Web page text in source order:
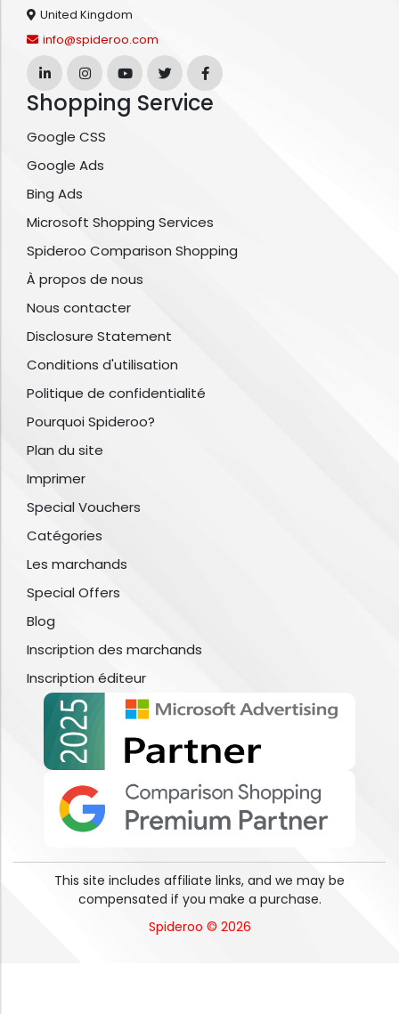
United Kingdom
info@spideroo.com
Shopping Service
Google CSS
Google Ads
Bing Ads
Microsoft Shopping Services
Spideroo Comparison Shopping
À propos de nous
Nous contacter
Disclosure Statement
Conditions d'utilisation
Politique de confidentialité
Pourquoi Spideroo?
Plan du site
Imprimer
Special Vouchers
Catégories
Les marchands
Special Offers
Blog
Inscription des marchands
Inscription éditeur
This site includes affiliate links, and we may be
compensated if you make a purchase.
Spideroo © 2026